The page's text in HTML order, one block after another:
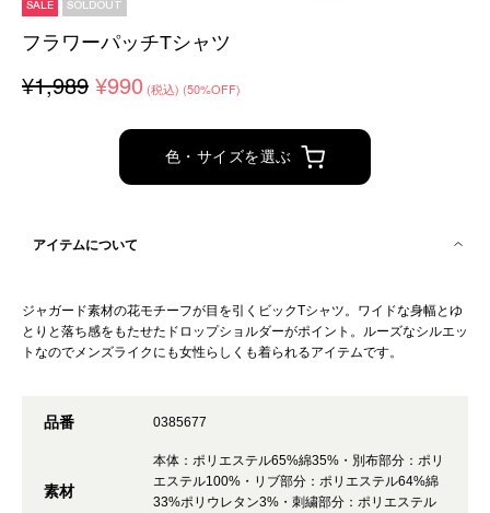
SALE SOLDOUT
フラワーパッチTシャツ
¥1,989 ¥990 (税込) (50%OFF)
色・サイズを選ぶ
アイテムについて
ジャガード素材の花モチーフが目を引くビックTシャツ。ワイドな身幅とゆ
とりと落ち感をもたせたドロップショルダーがポイント。ルーズなシルエッ
トなのでメンズライクにも女性らしくも着られるアイテムです。
品番 0385677
素材
本体：ポリエステル65%綿35%・別布部分：ポリ
エステル100%・リブ部分：ポリエステル64%綿
33%ポリウレタン3%・刺繍部分：ポリエステル